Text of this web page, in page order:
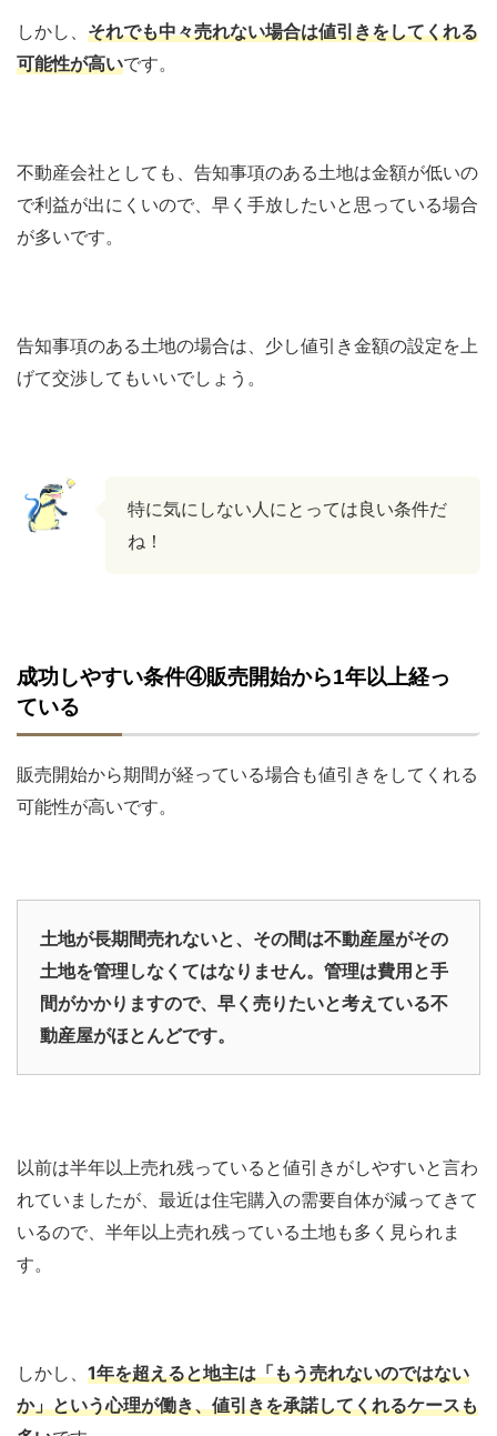
しかし、 それでも中々売れない場合は値引きをしてくれる
可能性が高いです。
不動産会社としても、告知事項のある土地は金額が低いの
で利益が出にくいので、早く手放したいと思っている場合
が多いです。
告知事項のある土地の場合は、少し値引き金額の設定を上
げて交渉してもいいでしょう。
特に気にしない人にとっては良い条件だ
ね！
成功しやすい条件④販売開始から1年以上経っ
ている
販売開始から期間が経っている場合も値引きをしてくれる
可能性が高いです。
土地が長期間売れないと、その間は不動産屋がその
土地を管理しなくてはなりません。管理は費用と手
間がかかりますので、早く売りたいと考えている不
動産屋がほとんどです。
以前は半年以上売れ残っていると値引きがしやすいと言わ
れていましたが、最近は住宅購入の需要自体が減ってきて
いるので、半年以上売れ残っている土地も多く見られま
す。
しかし、 1年を超えると地主は「もう売れないのではない
か」という心理が働き、値引きを承諾してくれるケースも